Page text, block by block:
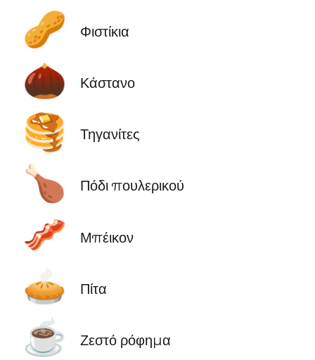
🥜 Φιστίκια
🌰 Κάστανο
🥞 Τηγανίτες
🍗 Πόδι πουλερικού
🥓 Μπέικον
🥧 Πίτα
☕ Ζεστό ρόφημα